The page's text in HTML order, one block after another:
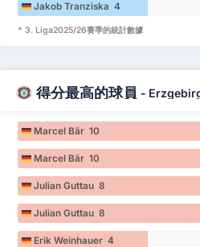
Jakob Tranziska 4
* 3. Liga2025/26賽季的統計數據
得分最高的球員 -
Marcel Bär 10
Marcel Bär 10
Julian Guttau 8
Julian Guttau 8
Erik Weinhauer 4